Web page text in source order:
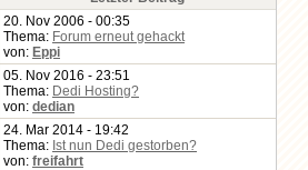
20. Nov 2006 - 00:35
Thema: Forum erneut gehackt
von: Eppi
05. Nov 2016 - 23:51
Thema: Dedi Hosting?
von: dedian
24. Mar 2014 - 19:42
Thema: Ist nun Dedi gestorben?
von: freifahrt